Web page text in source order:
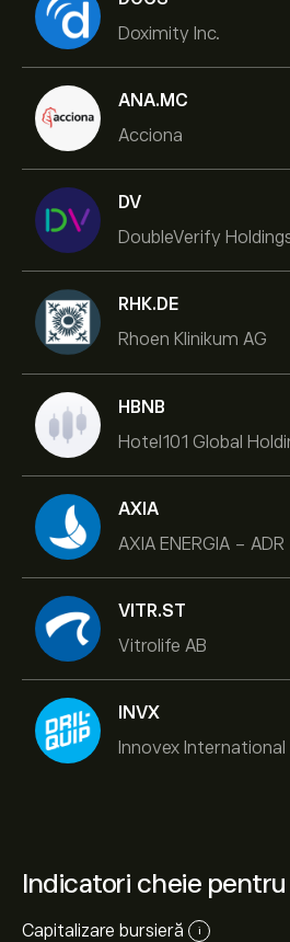
Doximity Inc.
ANA.MC
Acciona
DV
DoubleVerify
RHK.DE
Rhoen Klinikum AG
HBNB
Hotel101 Global
AXIA
AXIA ENERGIA - ADR
VITR.ST
Vitrolife AB
INVX
Innovex International
Indicatori cheie pentru
Capitalizare bursieră i